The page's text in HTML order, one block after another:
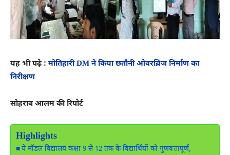
यह भी पढ़े : मोतिहारी DM ने किया छतौनी ओवरब्रिज निर्माण का
निरीक्षण
सोहराब आलम की रिपोर्ट
Highlights
ये मॉडल विद्यालय कक्षा 9 से 12 तक के विद्यार्थियों को गुणवत्तापूर्ण,